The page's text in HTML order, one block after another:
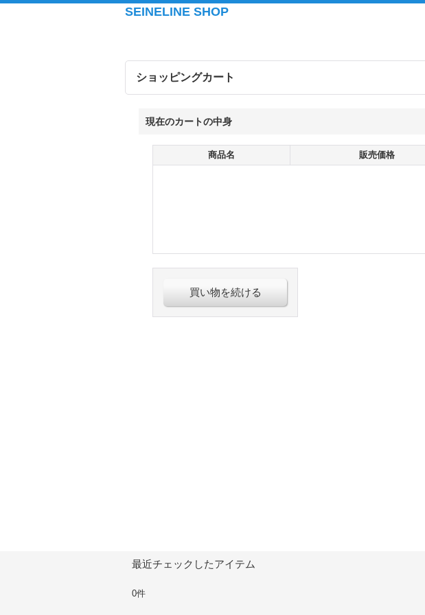
SEINELINE SHOP
ショッピングカート
現在のカートの中身
商品名 販売価格
買い物を続ける
最近チェックしたアイテム
0件